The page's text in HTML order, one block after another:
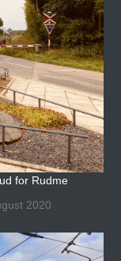
for Rudme
2020